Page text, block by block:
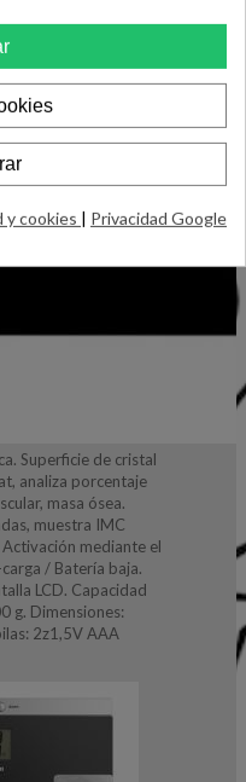
Superficie de cristal
analiza porcentaje
masa ósea.
muestra IMC
mediante el
/ Batería baja.
LCD. Capacidad
g. Dimensiones:
2z1,5V AAA
y cookies | Privacidad Google